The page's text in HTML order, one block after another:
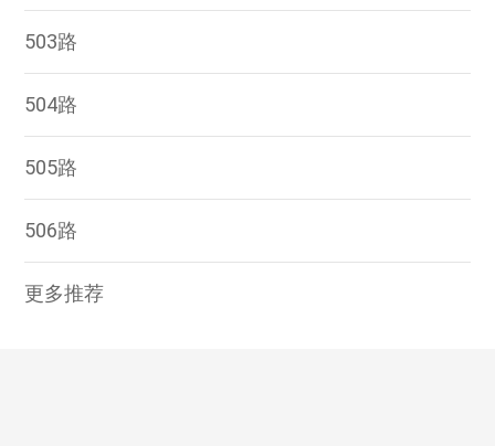
503路
504路
505路
506路
更多推荐